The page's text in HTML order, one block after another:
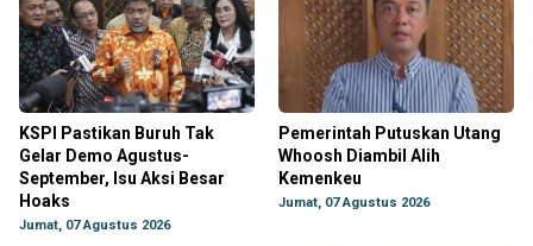
KSPI Pastikan Buruh Tak
Gelar Demo Agustus-
September, Isu Aksi Besar
Hoaks
Jumat, 07 Agustus 2026
Pemerintah Putuskan Utang
Whoosh Diambil Alih
Kemenkeu
Jumat, 07 Agustus 2026